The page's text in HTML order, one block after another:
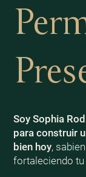
Soy Sophia
para construir
bien hoy,
fortaleciendo tu